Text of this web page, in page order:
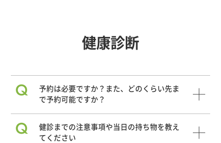
健康診断
Q
予約は必要ですか？また、どのくらい先ま
で予約可能ですか？
Q
健診までの注意事項や当日の持ち物を教え
てください